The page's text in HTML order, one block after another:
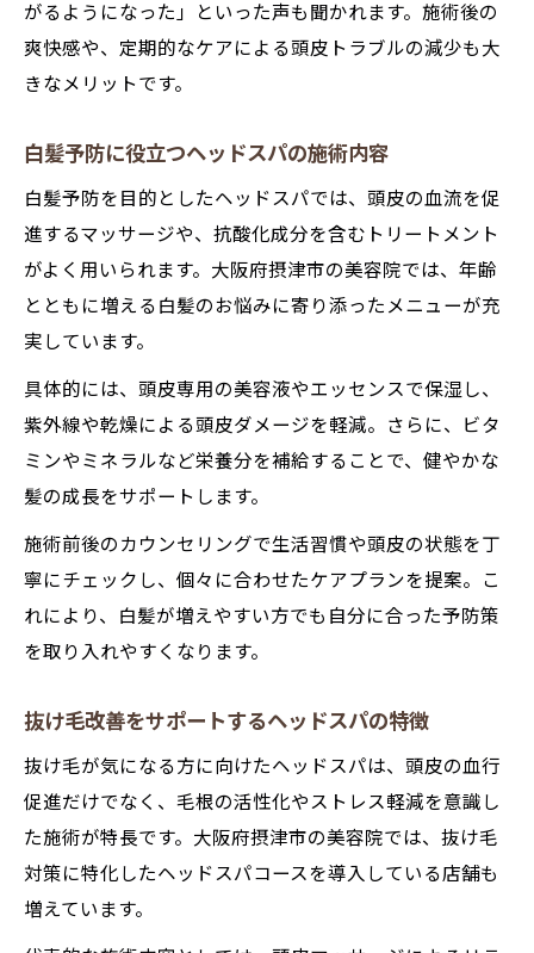
がるようになった」といった声も聞かれます。施術後の
爽快感や、定期的なケアによる頭皮トラブルの減少も大
きなメリットです。
白髪予防に役立つヘッドスパの施術内容
白髪予防を目的としたヘッドスパでは、頭皮の血流を促
進するマッサージや、抗酸化成分を含むトリートメント
がよく用いられます。大阪府摂津市の美容院では、年齢
とともに増える白髪のお悩みに寄り添ったメニューが充
実しています。
具体的には、頭皮専用の美容液やエッセンスで保湿し、
紫外線や乾燥による頭皮ダメージを軽減。さらに、ビタ
ミンやミネラルなど栄養分を補給することで、健やかな
髪の成長をサポートします。
施術前後のカウンセリングで生活習慣や頭皮の状態を丁
寧にチェックし、個々に合わせたケアプランを提案。こ
れにより、白髪が増えやすい方でも自分に合った予防策
を取り入れやすくなります。
抜け毛改善をサポートするヘッドスパの特徴
抜け毛が気になる方に向けたヘッドスパは、頭皮の血行
促進だけでなく、毛根の活性化やストレス軽減を意識し
た施術が特長です。大阪府摂津市の美容院では、抜け毛
対策に特化したヘッドスパコースを導入している店舗も
増えています。